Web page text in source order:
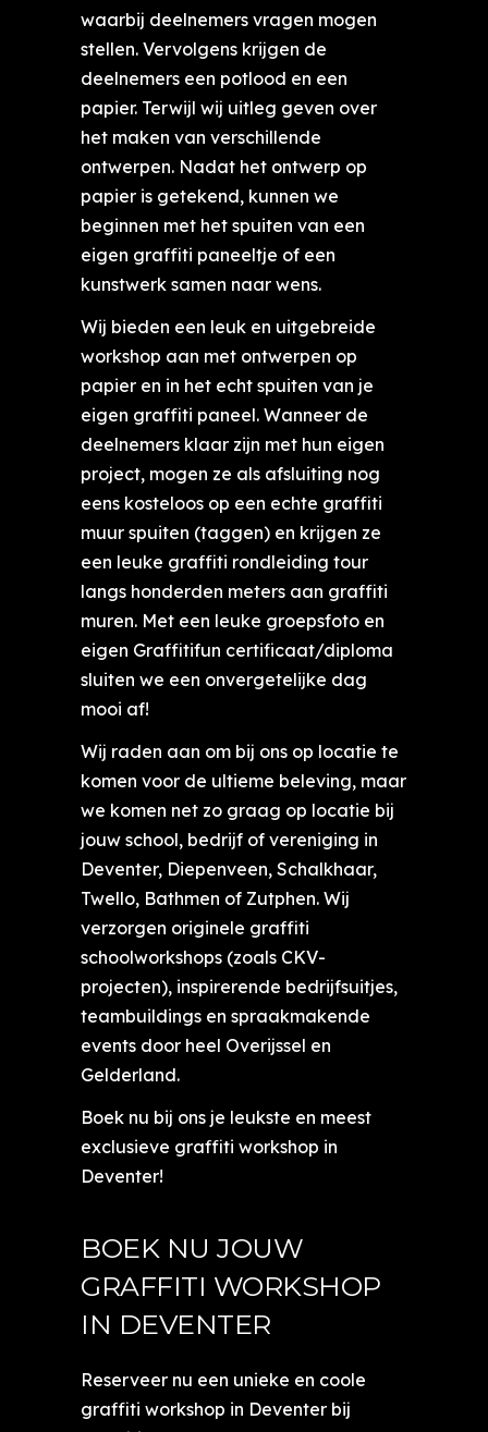
waarbij deelnemers vragen mogen
stellen. Vervolgens krijgen de
deelnemers een potlood en een
papier. Terwijl wij uitleg geven over
het maken van verschillende
ontwerpen. Nadat het ontwerp op
papier is getekend, kunnen we
beginnen met het spuiten van een
eigen graffiti paneeltje of een
kunstwerk samen naar wens.
Wij bieden een leuk en uitgebreide
workshop aan met ontwerpen op
papier en in het echt spuiten van je
eigen graffiti paneel. Wanneer de
deelnemers klaar zijn met hun eigen
project, mogen ze als afsluiting nog
eens kosteloos op een echte graffiti
muur spuiten (taggen) en krijgen ze
een leuke graffiti rondleiding tour
langs honderden meters aan graffiti
muren. Met een leuke groepsfoto en
eigen Graffitifun certificaat/diploma
sluiten we een onvergetelijke dag
mooi af!
Wij raden aan om bij ons op locatie te
komen voor de ultieme beleving, maar
we komen net zo graag op locatie bij
jouw school, bedrijf of vereniging in
Deventer, Diepenveen, Schalkhaar,
Twello, Bathmen of Zutphen. Wij
verzorgen originele graffiti
schoolworkshops (zoals CKV-
projecten), inspirerende bedrijfsuitjes,
teambuildings en spraakmakende
events door heel Overijssel en
Gelderland.
Boek nu bij ons je leukste en meest
exclusieve graffiti workshop in
Deventer!
BOEK NU JOUW
GRAFFITI WORKSHOP
IN DEVENTER
Reserveer nu een unieke en coole
graffiti workshop in Deventer bij